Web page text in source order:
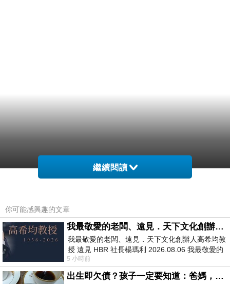
繼續閱讀
你可能感興趣的文章
我最敬愛的老闆、遠見．天下文化創辦人高希均教授
我最敬愛的老闆、遠見．天下文化創辦人高希均教
授 遠見 HBR 社長楊瑪利 2026.08.06 我最敬愛的
老闆、遠見．天下文化創辦人高希均教
5 小時前
出生即欠債？孩子一定要知道：爸媽，其實我不欠你們